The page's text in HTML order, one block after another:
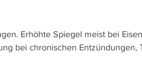
Erhöhte Spiegel meist bei
bei chronischen